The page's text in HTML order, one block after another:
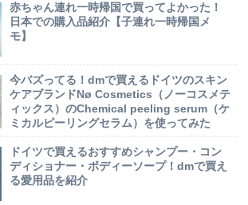
赤ちゃん連れ一時帰国で買ってよかった！
日本での購入品紹介【子連れ一時帰国メ
モ】
今バズってる！dmで買えるドイツのスキン
ケアブランドNø Cosmetics（ノーコスメテ
ィックス）のChemical peeling serum（ケ
ミカルピーリングセラム）を使ってみた
ドイツで買えるおすすめシャンプー・コン
ディショナー・ボディーソープ！dmで買え
る愛用品を紹介